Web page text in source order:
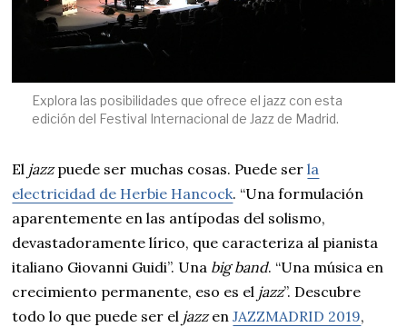
Explora las posibilidades que ofrece el jazz con esta
edición del Festival Internacional de Jazz de Madrid.
El jazzpuede ser muchas cosas. Puede serla
electricidad de Herbie Hancock. “Una formulación
aparentemente en las antípodas del solismo,
devastadoramente lírico, que caracteriza al pianista
italiano Giovanni Guidi”. Una big band. “Una música en
crecimiento permanente, eso es el jazz”. Descubre
todo lo que puede ser el jazzenJAZZMADRID 2019,